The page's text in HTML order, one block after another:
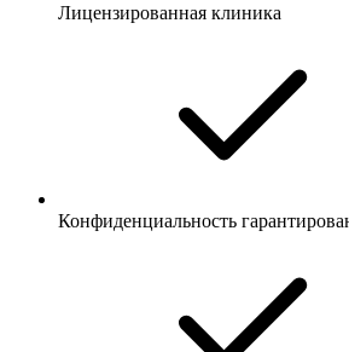
Лицензированная клиника
Конфиденциальность